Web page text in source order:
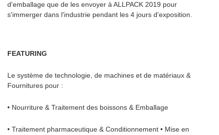
d'emballage que de les envoyer à ALLPACK 2019 pour
s'immerger dans l'industrie pendant les 4 jours d'exposition.
FEATURING
Le système de technologie, de machines et de matériaux &
Fournitures pour :
• Nourriture & Traitement des boissons & Emballage
• Traitement pharmaceutique & Conditionnement • Mise en